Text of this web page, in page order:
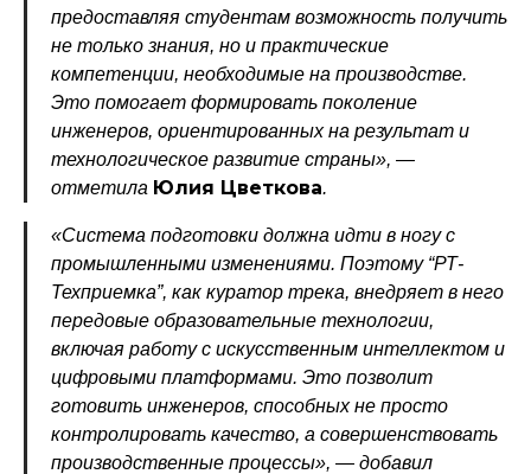
предоставляя студентам возможность получить
не только знания, но и практические
компетенции, необходимые на производстве.
Это помогает формировать поколение
инженеров, ориентированных на результат и
технологическое развитие страны», —
отметила Юлия Цветкова.
«Система подготовки должна идти в ногу с
промышленными изменениями. Поэтому “РТ-
Техприемка”, как куратор трека, внедряет в него
передовые образовательные технологии,
включая работу с искусственным интеллектом и
цифровыми платформами. Это позволит
готовить инженеров, способных не просто
контролировать качество, а совершенствовать
производственные процессы», — добавил